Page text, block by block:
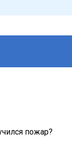
пожар?